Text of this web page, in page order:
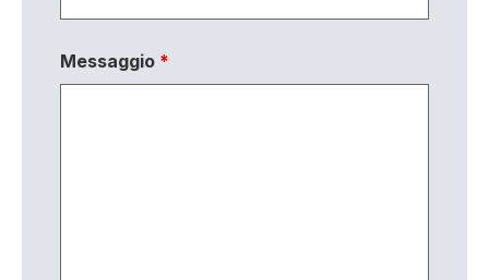
Messaggio *